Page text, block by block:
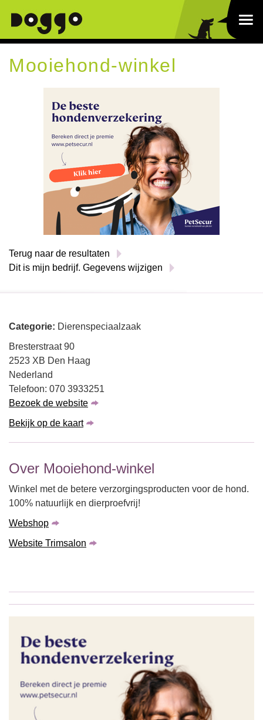
Mooiehond-winkel
Terug naar de resultaten
Dit is mijn bedrijf. Gegevens wijzigen
Categorie: Dierenspeciaalzaak
Bresterstraat 90
2523 XB Den Haag
Nederland
Telefoon: 070 3933251
Bezoek de website
Bekijk op de kaart
Over Mooiehond-winkel
Winkel met de betere verzorgingsproducten voor de hond.
100% natuurlijk en dierproefvrij!
Webshop
Website Trimsalon